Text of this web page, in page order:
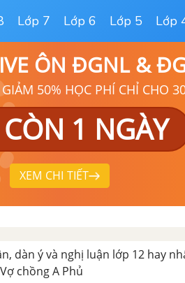
Lớp 7 Lớp 6 Lớp 5 Lớp
ÔN ĐGNL &
50% HỌC PHÍ CHỈ CHO
1 NGÀY
XEM CHI TIẾT
dàn ý và nghị luận lớp 12 hay
chồng A Phủ